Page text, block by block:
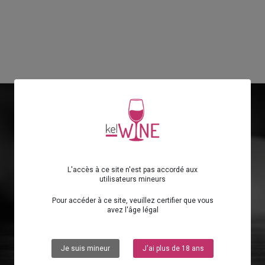
L'accès à ce site n'est pas accordé aux
utilisateurs mineurs
Pour accéder à ce site, veuillez certifier que vous
avez l'âge légal
Je suis mineur J'ai plus de 18 ans
SOMMELIER
POUR GUIDER VOS CLIENTS